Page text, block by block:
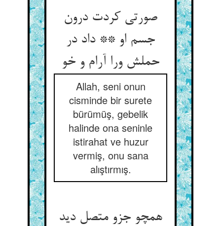
صورتی کردت درون
جسم او ** داد در
حملش ورا آرام و خو
Allah, seni onun
cisminde bir surete
bürümüş, gebelik
halinde ona seninle
istirahat ve huzur
vermiş, onu sana
alıştırmış.
همچو جزو متصل دید